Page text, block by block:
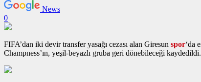
News
0
FIFA’dan iki devir transfer yasağı cezası alan Giresun spor‘da
Champness’ın, yeşil-beyazlı gruba geri dönebileceği kaydedildi.